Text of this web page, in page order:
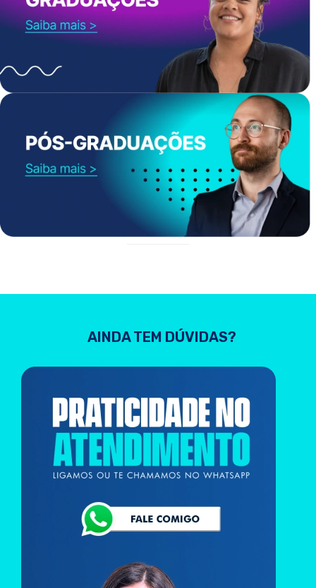
AINDA TEM DÚVIDAS?